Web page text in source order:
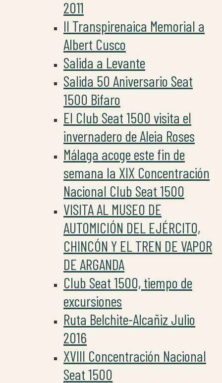
2011
II Transpirenaica Memorial a
Albert Cusco
Salida a Levante
Salida 50 Aniversario Seat
1500 Bifaro
El Club Seat 1500 visita el
invernadero de Aleia Roses
Málaga acoge este fin de
semana la XIX Concentración
Nacional Club Seat 1500
VISITA AL MUSEO DE
AUTOMICIÓN DEL EJÉRCITO,
CHINCÓN Y EL TREN DE VAPOR
DE ARGANDA
Club Seat 1500, tiempo de
excursiones
Ruta Belchite-Alcañiz Julio
2016
XVIII Concentración Nacional
Seat 1500